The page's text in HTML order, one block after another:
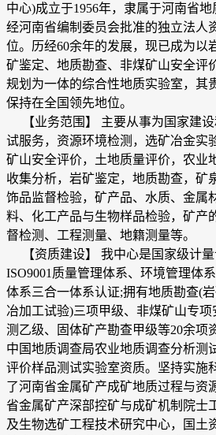
中心)成立于1956年，隶属于河南省
经河南省编制委员会批准的独立法人
位。历经60余年的发展，现已成为以
矿鉴定、地质勘查、非煤矿山安全评
规划为一体的综合性地质实验室，其
保持在全国领先地位。
【业务范围】 主要从事为国家建设
试服务，资源环境检测，选矿冶金实
矿山安全评价，土地质量评价，农业
收集分析，岩矿鉴定，地质勘查，矿
饰品监督检验，矿产品、水质、金属
料、化工产品与生物样品检验，矿产
督检测、工程测量、地籍测量等。
【资质建设】 我中心是国家级计量
ISO9001质量管理体系、环境管理体
体系三合一体系认证;拥有地质勘查(
冶加工试验)三项甲级、非煤矿山专
测乙级、固体矿产勘查甲级等20余项
中国地质调查局农业地质调查分析测
评价样品测试实验室资质。坚持实施
了河南省金属矿产成矿地质过程与资
省金属矿产深部控矿与成矿机制院士
及生物选矿工程技术研究中心，国土